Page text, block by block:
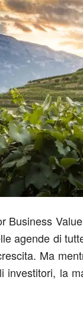
Business
agende di
Ma
investitori, la